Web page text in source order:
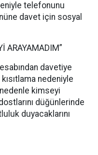
telefonunu
davet için sosyal
ARAYAMADIM”
davetiye
nedeniyle
nedenle kimseyi
düğünlerinde
duyacaklarını